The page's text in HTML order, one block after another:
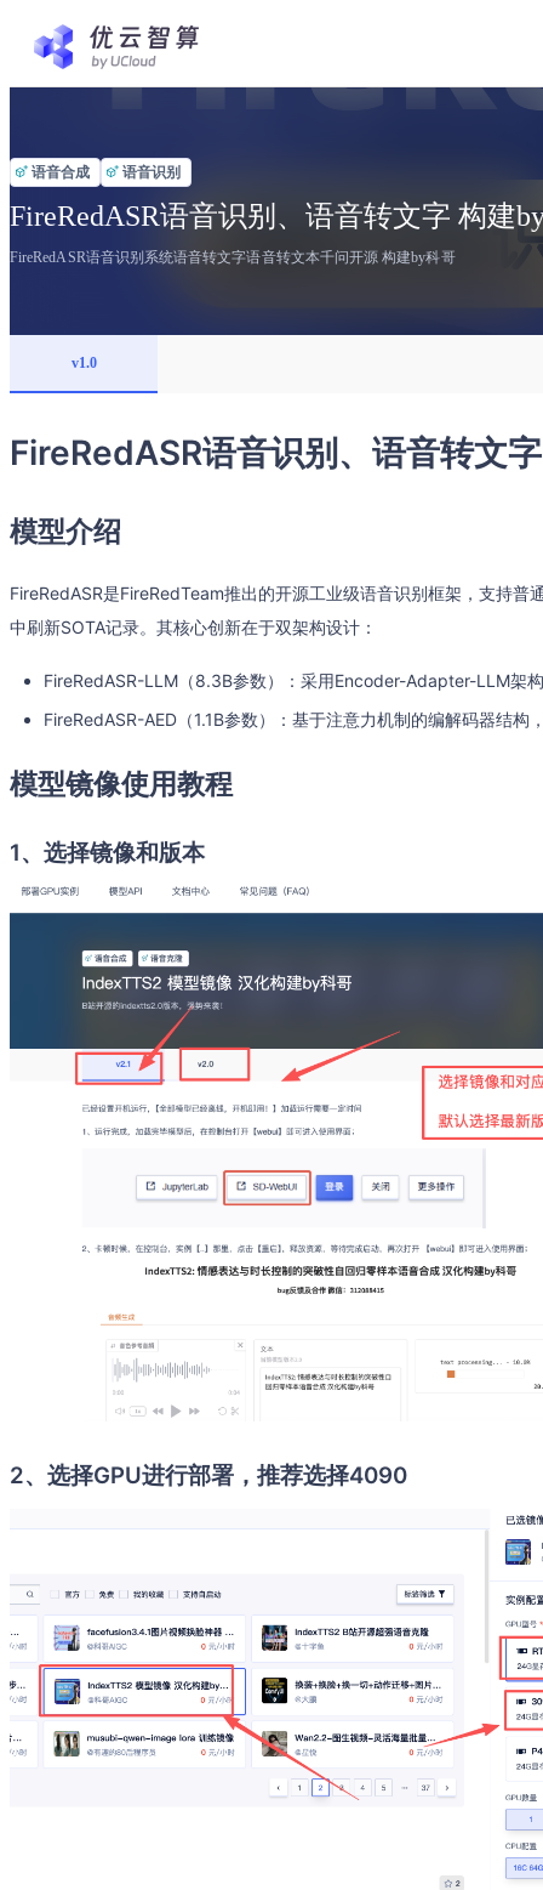
语音合成 语音识别
FireRedASR语音识别、语音转文字 构建
FireRedASR语音识别系统语音转文字语音转文本千问开源 构建by科哥
v1.0
FireRedASR语音识别、语音转文字
模型介绍
FireRedASR是FireRedTeam推出的开源工业级语音识别框架，支持普
中刷新SOTA记录。其核心创新在于双架构设计：
FireRedASR-LLM（8.3B参数）：采用Encoder-Adapter-LLM架
FireRedASR-AED（1.1B参数）：基于注意力机制的编解码器结构
模型镜像使用教程
1、选择镜像和版本
2、选择GPU进行部署，推荐选择4090